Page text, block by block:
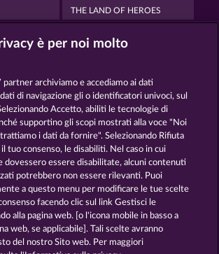
THE LAND OF HEROES
MIGHTY DRAGON
Termini e condizioni
sulla privacy Note legali
Programma di affiliazione
è per noi molto
partner archiviamo e accediamo ai dati
di navigazione gli o identificatori univoci, sul
Accetto, abiliti le tecnologie di
supportino gli scopi mostrati alla voce "Noi
i dati da fornire". Selezionando Rifiuta
tuo consenso, le disabiliti. Nel caso in cui
dovessero essere disabilitate, alcuni contenuti
potrebbero non essere rilevanti. Puoi
a questo menu per modificare le tue scelte
facendo clic sul link Gestisci le
alla pagina web. [o l'icona mobile in basso a
web, se applicabile]. Tali scelte avranno
del nostro Sito web. Per maggiori